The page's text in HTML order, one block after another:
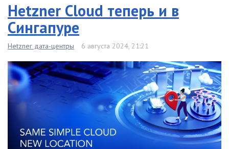
Hetzner Cloud теперь и в
Сингапуре
Hetzner дата-центры 6 августа 2024, 21:21